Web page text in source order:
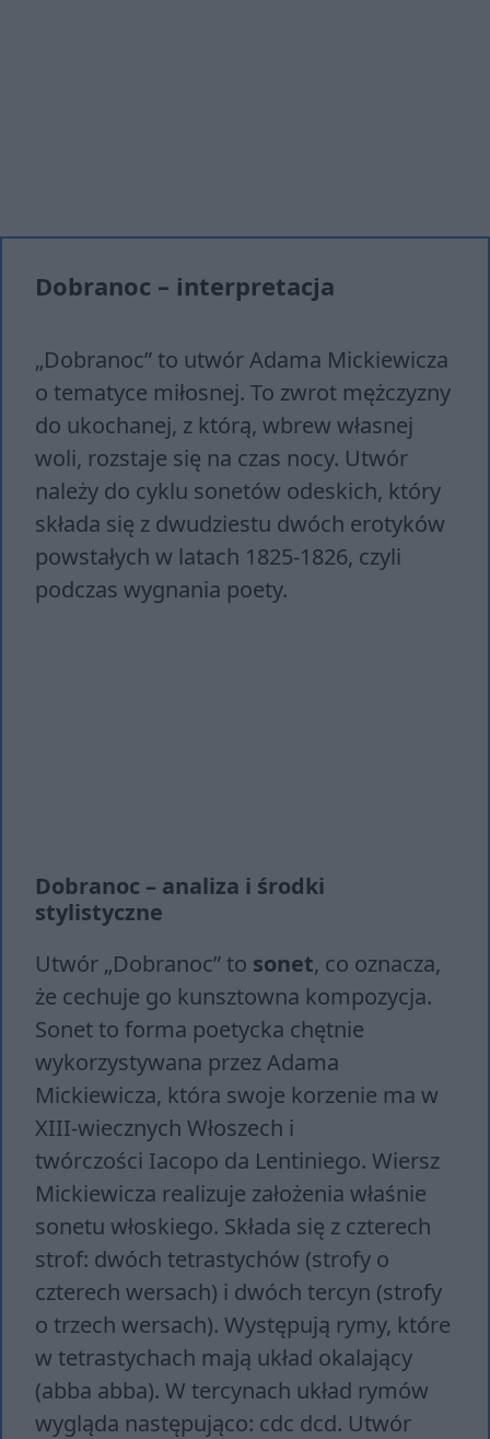
Dobranoc – interpretacja
„Dobranoc” to utwór Adama Mickiewicza
o tematyce miłosnej. To zwrot mężczyzny
do ukochanej, z którą, wbrew własnej
woli, rozstaje się na czas nocy. Utwór
należy do cyklu sonetów odeskich, który
składa się z dwudziestu dwóch erotyków
powstałych w latach 1825-1826, czyli
podczas wygnania poety.
Dobranoc – analiza i środki
stylistyczne
Utwór „Dobranoc” to sonet, co oznacza,
że cechuje go kunsztowna kompozycja.
Sonet to forma poetycka chętnie
wykorzystywana przez Adama
Mickiewicza, która swoje korzenie ma w
XIII-wiecznych Włoszech i
twórczości Iacopo da Lentiniego. Wiersz
Mickiewicza realizuje założenia właśnie
sonetu włoskiego. Składa się z czterech
strof: dwóch tetrastychów (strofy o
czterech wersach) i dwóch tercyn (strofy
o trzech wersach). Występują rymy, które
w tetrastychach mają układ okalający
(abba abba). W tercynach układ rymów
wygląda następująco: cdc dcd. Utwór